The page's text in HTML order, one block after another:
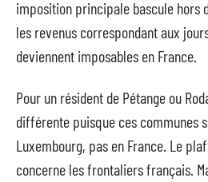
imposition principale bascule hors
les revenus correspondant aux
deviennent imposables en France.
Pour un résident de Pétange ou
différente puisque ces communes
Luxembourg, pas en France. Le
concerne les frontaliers français.